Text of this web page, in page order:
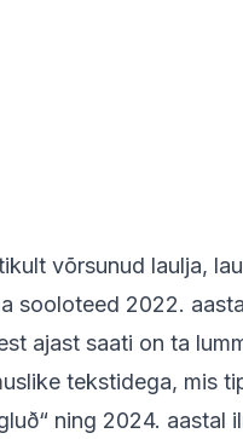
võrsunud laulja,
sooloteed 2022.
ajast saati on ta
tekstidega, mis
ning 2024. aastal